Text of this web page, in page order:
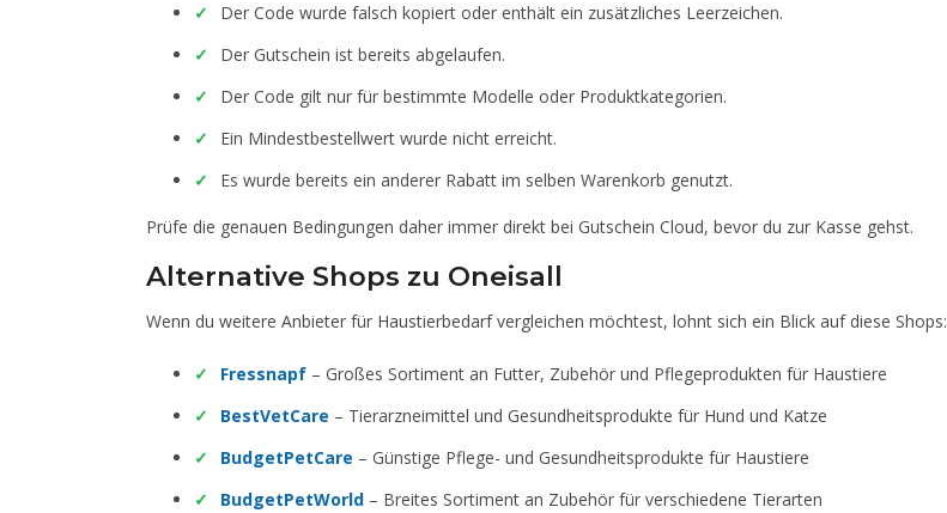
Der Code wurde falsch kopiert oder enthält ein zusätzliches Leerzeichen.
Der Gutschein ist bereits abgelaufen.
Der Code gilt nur für bestimmte Modelle oder Produktkategorien.
Ein Mindestbestellwert wurde nicht erreicht.
Es wurde bereits ein anderer Rabatt im selben Warenkorb genutzt.
Prüfe die genauen Bedingungen daher immer direkt bei Gutschein Cloud, bevor du zur Kasse gehst.
Alternative Shops zu Oneisall
Wenn du weitere Anbieter für Haustierbedarf vergleichen möchtest, lohnt sich ein Blick auf diese Shops:
Fressnapf – Großes Sortiment an Futter, Zubehör und Pflegeprodukten für Haustiere
BestVetCare – Tierarzneimittel und Gesundheitsprodukte für Hund und Katze
BudgetPetCare – Günstige Pflege- und Gesundheitsprodukte für Haustiere
BudgetPetWorld – Breites Sortiment an Zubehör für verschiedene Tierarten